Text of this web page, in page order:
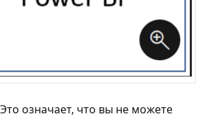
означает, что вы не можете